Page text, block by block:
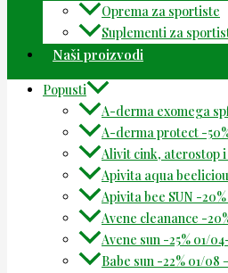
Oprema za sportiste
Suplementi za
Naši proizvodi
Popusti
A-derma exomega
A-derma protect -
Alivit cink, aterostop
Apivita aqua
Apivita bee SUN -
Avene cleanance -
Avene sun -25% 01/
Babe sun -22% 01/08